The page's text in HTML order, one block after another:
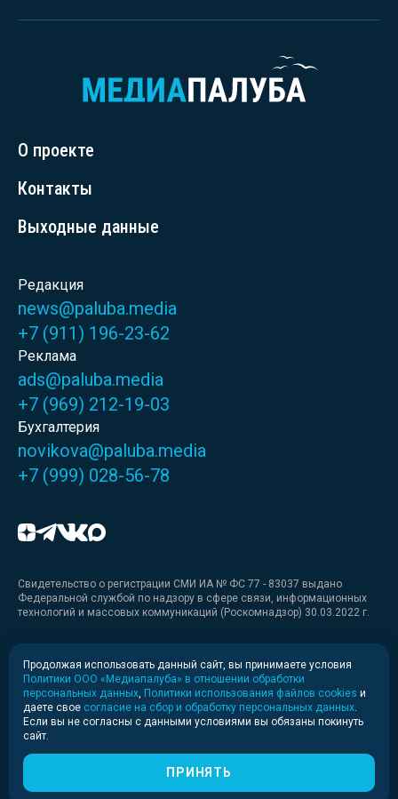
О проекте
Контакты
Выходные данные
Редакция
news@paluba.media
+7 (911) 196-23-62
Реклама
ads@paluba.media
+7 (969) 212-19-03
Бухгалтерия
novikova@paluba.media
+7 (999) 028-56-78
Свидетельство о регистрации СМИ ИА № ФС 77 - 83037 выдано
Федеральной службой по надзору в сфере связи, информационных
технологий и массовых коммуникаций (Роскомнадзор) 30.03.2022 г.
Медиакит
Медиакит для печати
Политика конфиденциальности
© 2020-2026 Информационное агентство «Медиапалуба»
Продолжая использовать данный сайт, вы принимаете условия
Политики ООО «Медиапалуба» в отношении обработки
персональных данных Политики использования файлов cookies и
даете свое согласие на сбор и обработку персональных данных
Если вы не согласны с данными условиями вы обязаны покинуть
сайт.
ПРИНЯТЬ